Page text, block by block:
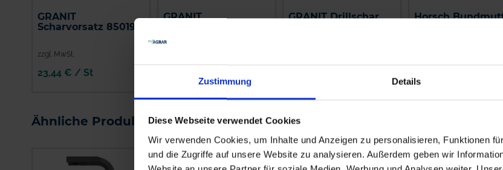
Zustimmung Details
Diese Webseite verwendet Cookies
Wir verwenden Cookies, um Inhalte und Anzeigen zu personalisieren, Funktionen
und die Zugriffe auf unsere Website zu analysieren. Außerdem geben wir
GRANIT
Scharvorsatz 850195
zzgl. MwSt.
23,44 € / St
GRANIT
IN DEN
GRANIT Drillschar
Horsch
Ähnliche Produkte